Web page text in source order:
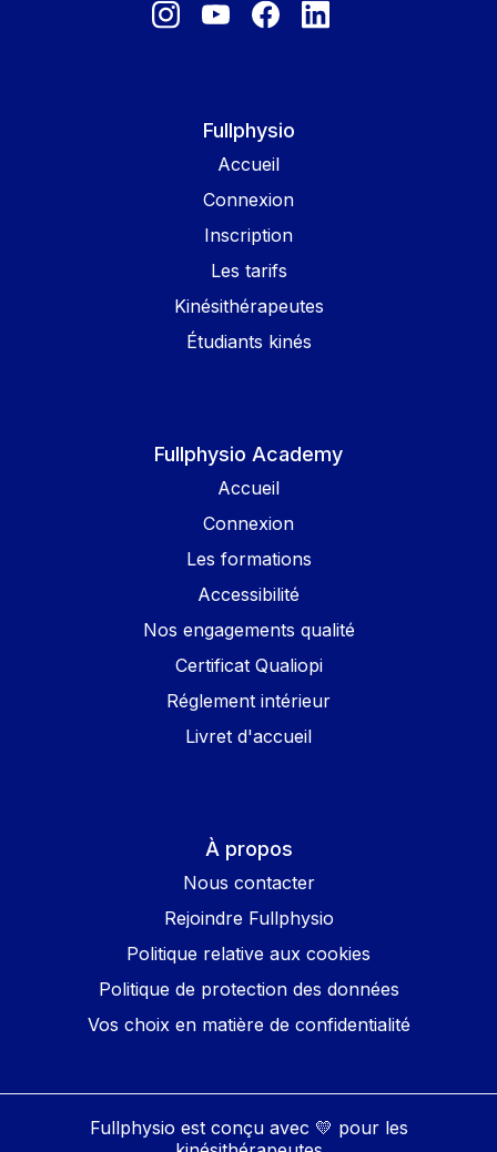
Fullphysio
Accueil
Connexion
Inscription
Les tarifs
Kinésithérapeutes
Étudiants kinés
Fullphysio Academy
Accueil
Connexion
Les formations
Accessibilité
Nos engagements qualité
Certificat Qualiopi
Réglement intérieur
Livret d'accueil
À propos
Nous contacter
Rejoindre Fullphysio
Politique relative aux cookies
Politique de protection des données
Vos choix en matière de confidentialité
Fullphysio est conçu avec 💛 pour les